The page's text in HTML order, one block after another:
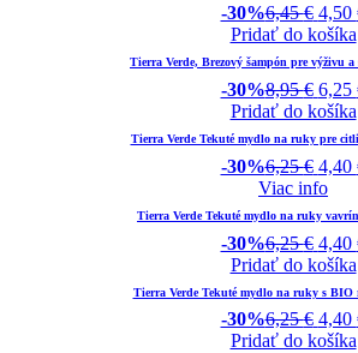
-30%6,45€ 4,50
Pridať do košíka
Tierra Verde, Brezový šampón pre výživu
-30%8,95€ 6,25
Pridať do košíka
Tierra Verde Tekuté mydlo na ruky pre
-30%6,25€ 4,40
Viac info
Tierra Verde Tekuté mydlo na ruky
-30%6,25€ 4,40
Pridať do košíka
Tierra Verde Tekuté mydlo na ruky s BIO
-30%6,25€ 4,40
Pridať do košíka